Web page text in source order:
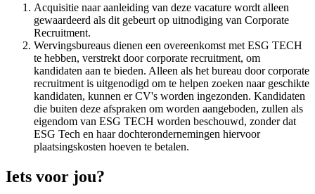
Acquisitie naar aanleiding van deze vacature wordt alleen
gewaardeerd als dit gebeurt op uitnodiging van Corporate
Recruitment.
Wervingsbureaus dienen een overeenkomst met ESG TECH
te hebben, verstrekt door corporate recruitment, om
kandidaten aan te bieden. Alleen als het bureau door corporate
recruitment is uitgenodigd om te helpen zoeken naar geschikte
kandidaten, kunnen er CV's worden ingezonden. Kandidaten
die buiten deze afspraken om worden aangeboden, zullen als
eigendom van ESG TECH worden beschouwd, zonder dat
ESG Tech en haar dochterondernemingen hiervoor
plaatsingskosten hoeven te betalen.
Iets voor jou?